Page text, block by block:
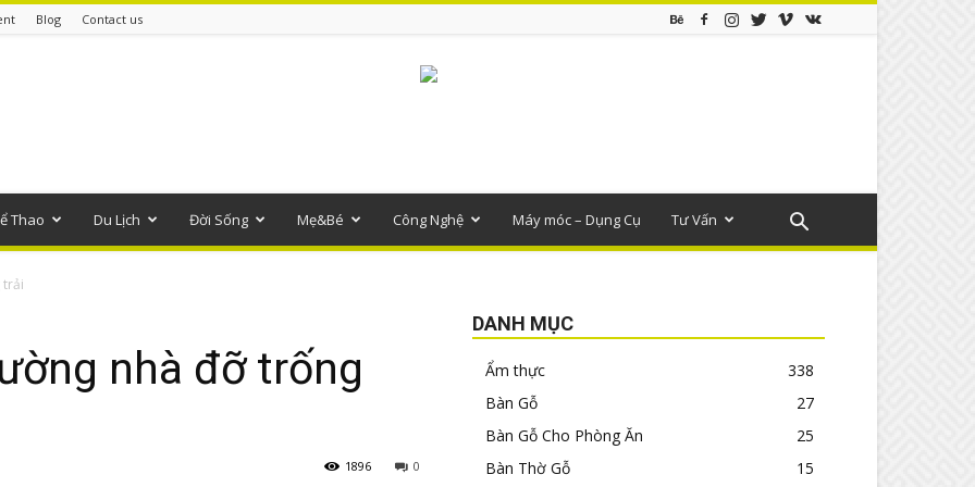
Blog Contact us
Thao Du Lịch Đời Sống Mẹ&Bé Công Nghệ Máy móc – Dụng Cụ Tư Vấn
trải
nhà đỡ trống
0
1896
DANH MỤC
Ẩm thực
338
Bàn Gỗ
27
Bàn Gỗ Cho Phòng Ăn
25
Bàn Thờ Gỗ
15